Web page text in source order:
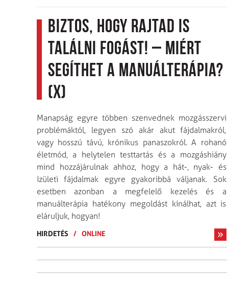
Biztos, hogy rajtad is
találni fogást! – Miért
segíthet a manuálterápia?
(x)
Manapság egyre többen szenvednek mozgásszervi
problémáktól, legyen szó akár akut fájdalmakról,
vagy hosszú távú, krónikus panaszokról. A rohanó
életmód, a helytelen testtartás és a mozgáshiány
mind hozzájárulnak ahhoz, hogy a hát-, nyak- és
ízületi fájdalmak egyre gyakoribbá váljanak. Sok
esetben azonban a megfelelő kezelés és a
manuálterápia hatékony megoldást kínálhat, azt is
eláruljuk, hogyan!
HIRDETÉS / ONLINE